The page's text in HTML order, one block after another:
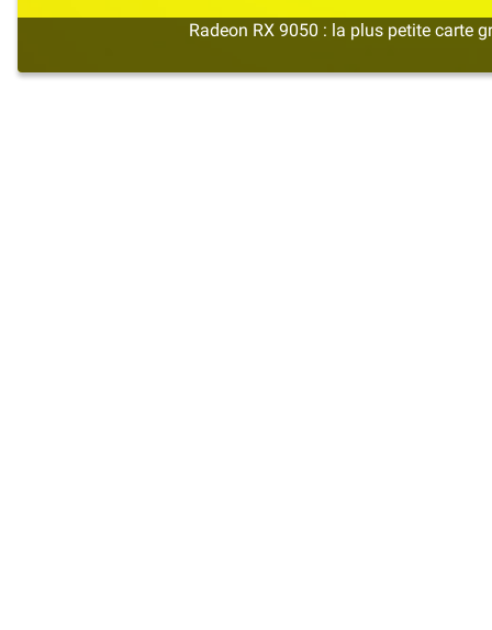
Radeon RX 9050 : la plus petite carte